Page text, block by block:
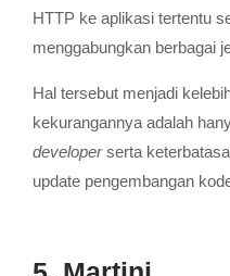
HTTP ke aplikasi tertentu
menggabungkan berbagai
Hal tersebut menjadi
kekurangannya adalah
developerserta
update pengembangan